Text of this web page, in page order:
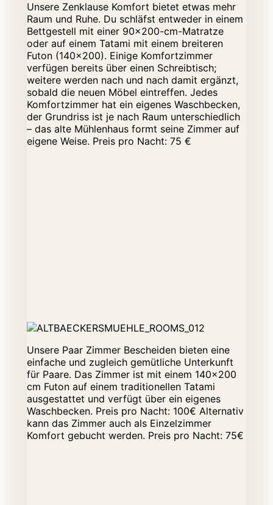
Unsere Zenklause Komfort bietet etwas mehr
Raum und Ruhe. Du schläfst entweder in einem
Bettgestell mit einer 90×200-cm-Matratze
oder auf einem Tatami mit einem breiteren
Futon (140×200). Einige Komfortzimmer
verfügen bereits über einen Schreibtisch;
weitere werden nach und nach damit ergänzt,
sobald die neuen Möbel eintreffen. Jedes
Komfortzimmer hat ein eigenes Waschbecken,
der Grundriss ist je nach Raum unterschiedlich
– das alte Mühlenhaus formt seine Zimmer auf
eigene Weise. Preis pro Nacht: 75 €
Unsere Paar Zimmer Bescheiden bieten eine
einfache und zugleich gemütliche Unterkunft
für Paare. Das Zimmer ist mit einem 140x200
cm Futon auf einem traditionellen Tatami
ausgestattet und verfügt über ein eigenes
Waschbecken. Preis pro Nacht: 100€ Alternativ
kann das Zimmer auch als Einzelzimmer
Komfort gebucht werden. Preis pro Nacht: 75€